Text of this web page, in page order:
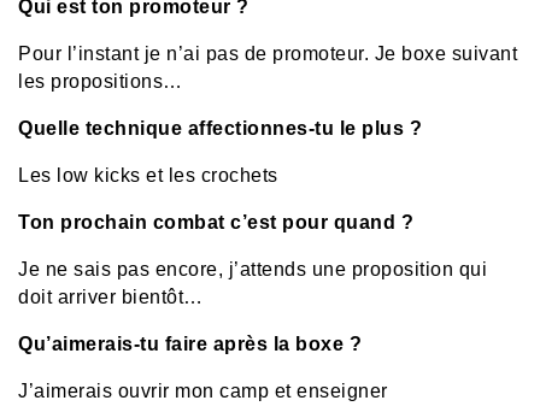
Qui est ton promoteur ?
Pour l’instant je n’ai pas de promoteur. Je boxe suivant
les propositions…
Quelle technique affectionnes-tu le plus ?
Les low kicks et les crochets
Ton prochain combat c’est pour quand ?
Je ne sais pas encore, j’attends une proposition qui
doit arriver bientôt…
Qu’aimerais-tu faire après la boxe ?
J’aimerais ouvrir mon camp et enseigner